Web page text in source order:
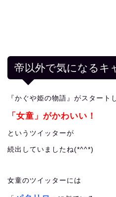
帝以外で気になるキ
『かぐや姫の物語』がスタート
「女童」がかわいい！
というツイッターが
続出していましたね(*^^*)
女童のツイッターには